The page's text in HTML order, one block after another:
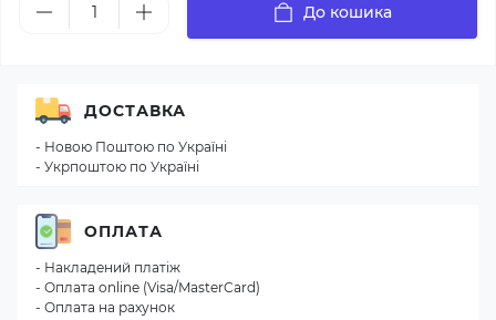
До кошика
ДОСТАВКА
- Новою Поштою по Україні
- Укрпоштою по Україні
ОПЛАТА
- Накладений платіж
- Оплата online (Visa/MasterCard)
- Оплата на рахунок